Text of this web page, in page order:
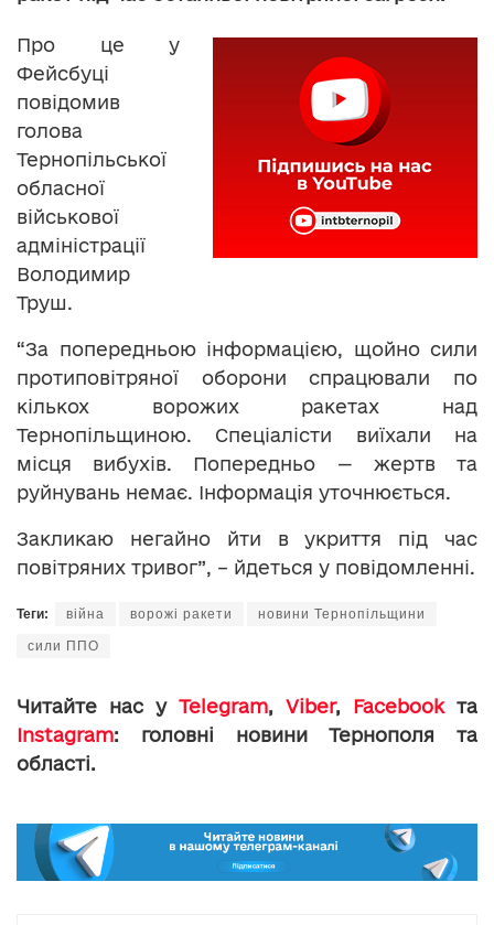
Про це у
Фейсбуці
повідомив
голова
Тернопільської
обласної
військової
адміністрації
Володимир
Труш.
“За попередньою інформацією, щойно сили
протиповітряної оборони спрацювали по
кількох ворожих ракетах над
Тернопільщиною. Спеціалісти виїхали на
місця вибухів. Попередньо — жертв та
руйнувань немає. Інформація уточнюється.
Закликаю негайно йти в укриття під час
повітряних тривог”, – йдеться у повідомленні.
Теги: війна ворожі ракети новини Тернопільщини
сили ППО
Читайте нас у Telegram, Viber, Facebookта
Instagram: головні новини Тернополя та
області.